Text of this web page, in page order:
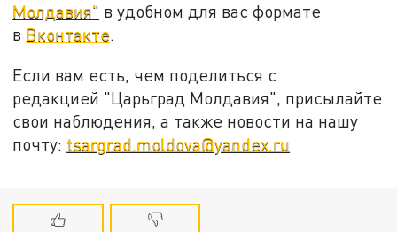
Молдавия" в удобном для вас формате
в Вконтакте.
Если вам есть, чем поделиться с
редакцией "Царьград Молдавия", присылайте
свои наблюдения, а также новости на нашу
почту: tsargrad.moldova@yandex.ru